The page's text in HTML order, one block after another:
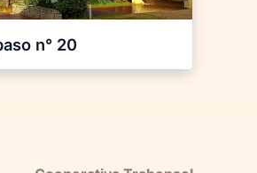
n° 20